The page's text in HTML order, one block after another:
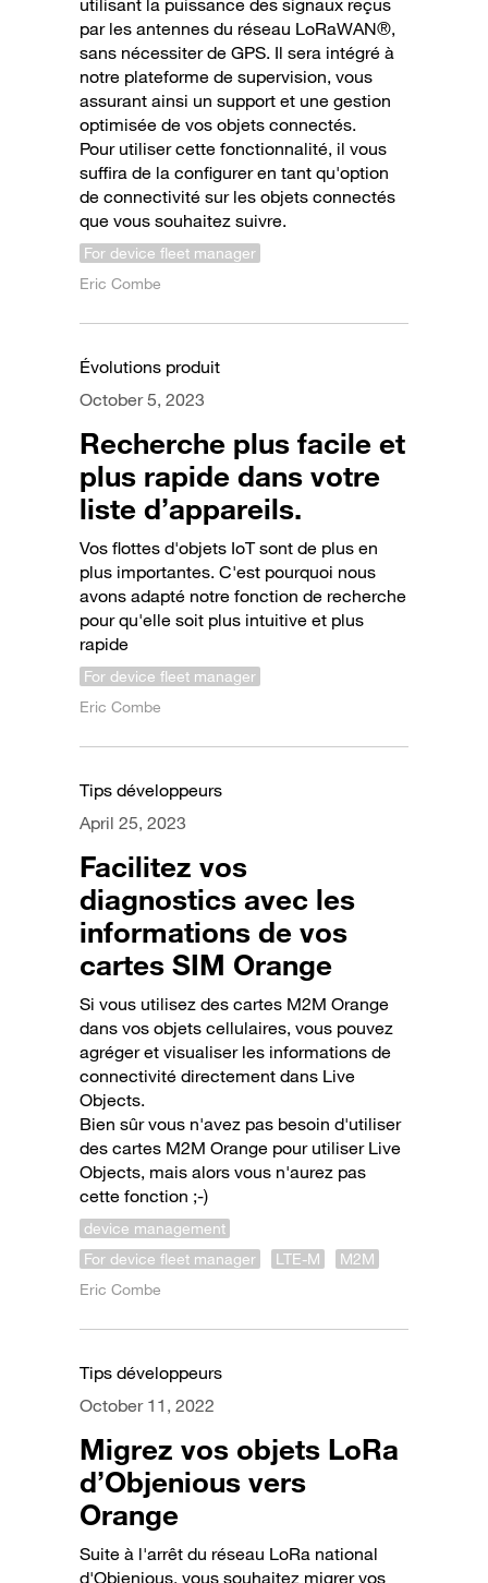
utilisant la puissance des signaux reçus
par les antennes du réseau LoRaWAN®,
sans nécessiter de GPS. Il sera intégré à
notre plateforme de supervision, vous
assurant ainsi un support et une gestion
optimisée de vos objets connectés.
Pour utiliser cette fonctionnalité, il vous
suffira de la configurer en tant qu'option
de connectivité sur les objets connectés
que vous souhaitez suivre.
For device fleet manager
Eric Combe
Évolutions produit
October 5, 2023
Recherche plus facile et
plus rapide dans votre
liste d’appareils.
Vos flottes d'objets IoT sont de plus en
plus importantes. C'est pourquoi nous
avons adapté notre fonction de recherche
pour qu'elle soit plus intuitive et plus
rapide
For device fleet manager
Eric Combe
Tips développeurs
April 25, 2023
Facilitez vos
diagnostics avec les
informations de vos
cartes SIM Orange
Si vous utilisez des cartes M2M Orange
dans vos objets cellulaires, vous pouvez
agréger et visualiser les informations de
connectivité directement dans Live
Objects.
Bien sûr vous n'avez pas besoin d'utiliser
des cartes M2M Orange pour utiliser Live
Objects, mais alors vous n'aurez pas
cette fonction ;-)
device management
For device fleet manager
LTE-M
M2M
Eric Combe
Tips développeurs
October 11, 2022
Migrez vos objets LoRa
d’Objenious vers
Orange
Suite à l'arrêt du réseau LoRa national
d'Objenious, vous souhaitez migrer vos